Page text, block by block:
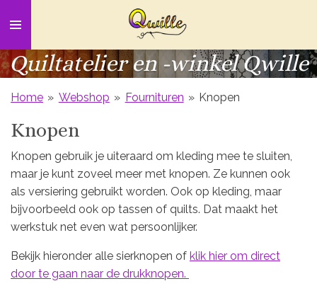
direct
naar
de
Quiltatelier en -winkel Qwille
Home » Webshop » Fournituren » Knopen
Knopen
Knopen gebruik je uiteraard om kleding mee te sluiten,
maar je kunt zoveel meer met knopen. Ze kunnen ook
als versiering gebruikt worden. Ook op kleding, maar
bijvoorbeeld ook op tassen of quilts. Dat maakt het
werkstuk net even wat persoonlijker.
Bekijk hieronder alle sierknopen of klik hier om direct
door te gaan naar de drukknopen.